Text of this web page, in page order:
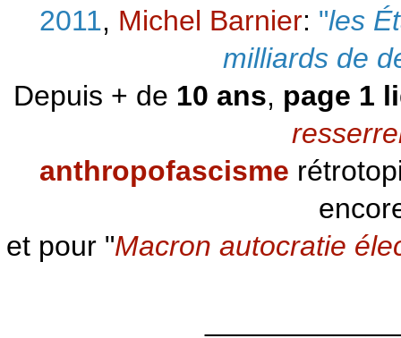
2011, Michel Barnier: "les
milliards de
Depuis + de 10 ans, page 1
anthropofascisme
et pour "Macron autocratie